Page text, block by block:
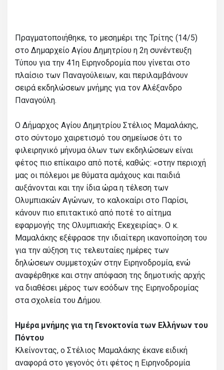
Πραγματοποιήθηκε, το μεσημέρι της Τρίτης (14/5)
στο Δημαρχείο Αγίου Δημητρίου η 2η συνέντευξη
Τύπου για την 41η Ειρηνοδρομία που γίνεται στο
πλαίσιο των Παναγούλειων, και περιλαμβάνουν
σειρά εκδηλώσεων μνήμης για τον Αλέξανδρο
Παναγούλη.
Ο Δήμαρχος Αγίου Δημητρίου Στέλιος Μαμαλάκης,
στο σύντομο χαιρετισμό του σημείωσε ότι το
φιλειρηνικό μήνυμα όλων των εκδηλώσεων είναι
φέτος πιο επίκαιρο από ποτέ, καθώς: «στην περιοχή
μας οι πόλεμοι με θύματα αμάχους και παιδιά
αυξάνονται και την ίδια ώρα η τέλεση των
Ολυμπιακών Αγώνων, το καλοκαίρι στο Παρίσι,
κάνουν πιο επιτακτικό από ποτέ το αίτημα
εφαρμογής της Ολυμπιακής Εκεχειρίας». Ο κ.
Μαμαλάκης εξέφρασε την ιδιαίτερη ικανοποίηση του
για την αύξηση τις τελευταίες ημέρες των
δηλώσεων συμμετοχών στην Ειρηνοδρομία, ενώ
αναφέρθηκε και στην απόφαση της δημοτικής αρχής
να διαθέσει μέρος των εσόδων της Ειρηνοδρομίας
στα σχολεία του Δήμου.
Ημέρα μνήμης για τη Γενοκτονία των Ελλήνων του
Πόντου
Κλείνοντας, ο Στέλιος Μαμαλάκης έκανε ειδική
αναφορά στο γεγονός ότι φέτος η Ειρηνοδρομία